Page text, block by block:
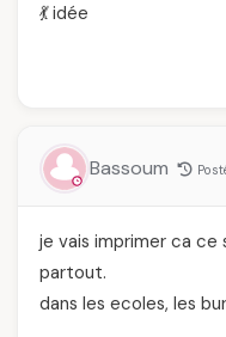
💃 idée
Bassoum
je vais imprimer ca
partout.
dans les ecoles, les